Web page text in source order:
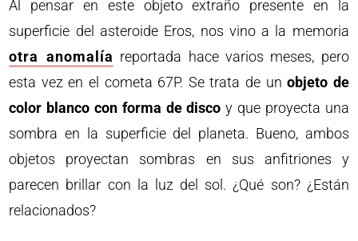
Al pensar en este objeto extraño presente en la
superficie del asteroide Eros, nos vino a la memoria
otra anomalía reportada hace varios meses, pero
esta vez en el cometa 67P. Se trata de unobjeto de
color blanco con forma de disco y que proyecta una
sombra en la superficie del planeta. Bueno, ambos
objetos proyectan sombras en sus anfitriones y
parecen brillar con la luz del sol. ¿Qué son? ¿Están
relacionados?